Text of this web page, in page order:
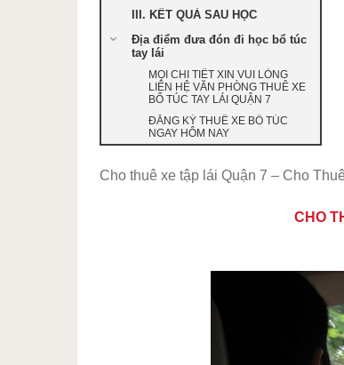
III. KẾT QUẢ SAU HỌC
Địa điểm đưa đón đi học bổ túc
tay lái
MỌI CHI TIẾT XIN VUI LÒNG
LIÊN HỆ VĂN PHÒNG THUÊ XE
BỔ TÚC TAY LÁI QUẬN 7
ĐĂNG KÝ THUÊ XE BỔ TÚC
NGAY HÔM NAY
Cho thuê xe tập lái Quận 7 – Cho
CHO